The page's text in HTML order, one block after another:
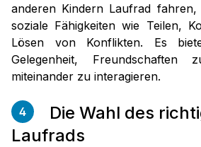
anderen Kindern Laufrad
soziale Fähigkeiten wie Teilen,
Lösen von Konflikten. Es
Gelegenheit, Freundschaften
miteinander zu interagieren.
4
Die Wahl des
Laufrads